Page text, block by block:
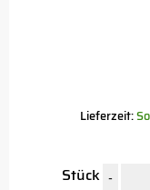
Lieferzeit:
Stück -